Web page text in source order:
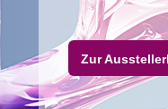
Zur